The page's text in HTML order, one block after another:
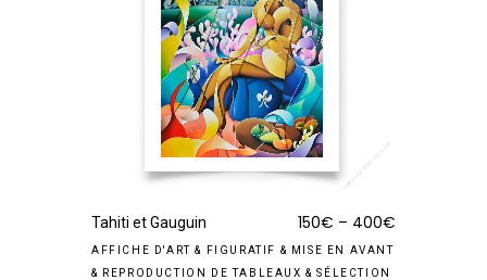
Tahiti et Gauguin 150€ – 400€
AFFICHE D'ART & FIGURATIF &
MISE EN AVANT
&
REPRODUCTION DE TABLEAUX &SÉLECTION